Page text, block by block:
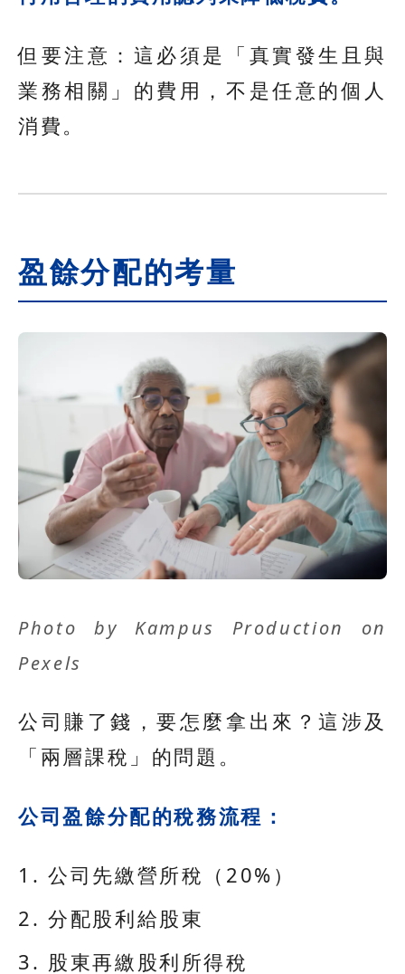
但要注意：這必須是「真實發生且與
業務相關」的費用，不是任意的個人
消費。
盈餘分配的考量
Photo by Kampus Production
on
Pexels
公司賺了錢，要怎麼拿出來？這涉及
「兩層課稅」的問題。
公司盈餘分配的稅務流程：
公司先繳營所稅（20%）
分配股利給股東
股東再繳股利所得稅